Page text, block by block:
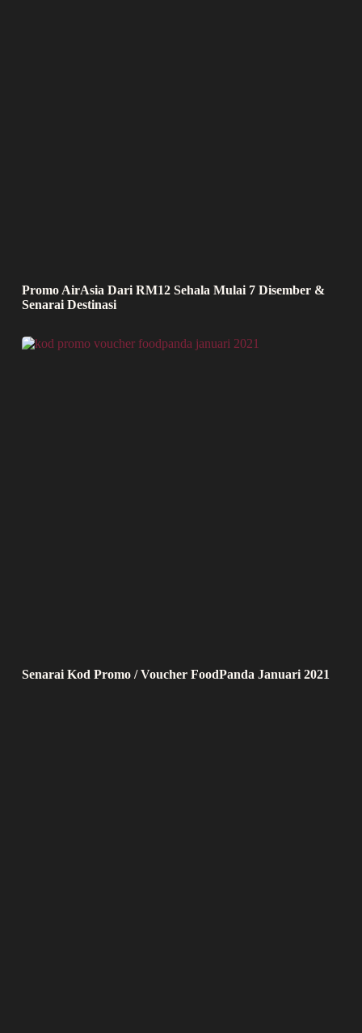
Promo AirAsia Dari RM12 Sehala Mulai 7 Disember &
Senarai Destinasi
Senarai Kod Promo / Voucher FoodPanda Januari 2021